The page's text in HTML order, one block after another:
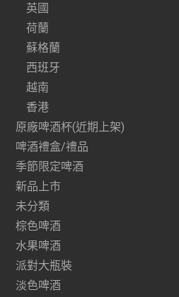
英國
荷蘭
蘇格蘭
西班牙
越南
香港
原廠啤酒杯(近期上架)
啤酒禮盒/禮品
季節限定啤酒
新品上市
未分類
棕色啤酒
水果啤酒
派對大瓶裝
淡色啤酒